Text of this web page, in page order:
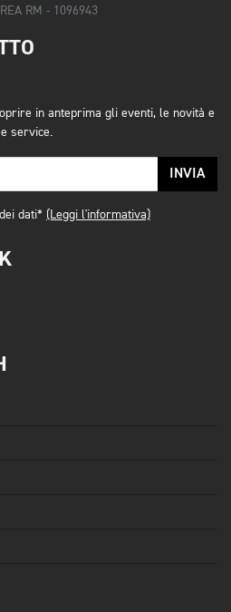
RM - 1096943
in anteprima gli eventi, le novità e
service.
INVIA
dati* (Leggi l'informativa)